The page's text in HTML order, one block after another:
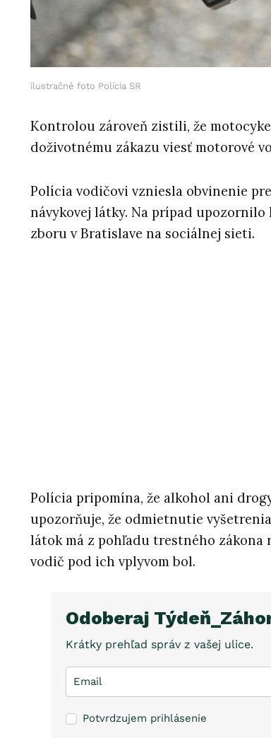
ilustračné foto Polícia SR
Kontrolou zároveň zistili, že
doživotnému zákazu viesť motorové
Polícia vodičovi vzniesla obvinenie
návykovej látky. Na prípad
zboru v Bratislave na sociálnej sieti.
Polícia pripomína, že alkohol ani
upozorňuje, že odmietnutie
látok má z pohľadu trestného zákona
vodič pod ich vplyvom bol.
Odoberaj
Krátky prehľad správ z vašej ulice.
Potvrdzujem prihlásenie